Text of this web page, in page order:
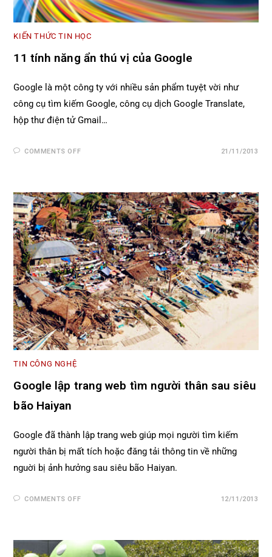
KIẾN THỨC TIN HỌC
11 tính năng ẩn thú vị của Google
Google là một công ty với nhiều sản phẩm tuyệt vời như
công cụ tìm kiếm Google, công cụ dịch Google Translate,
hộp thư điện tử Gmail…
COMMENTS OFF 21/11/2013
TIN CÔNG NGHỆ
Google lập trang web tìm người thân sau siêu
bão Haiyan
Google đã thành lập trang web giúp mọi người tìm kiếm
người thân bị mất tích hoặc đăng tải thông tin về những
nguời bị ảnh hưởng sau siêu bão Haiyan.
COMMENTS OFF 12/11/2013